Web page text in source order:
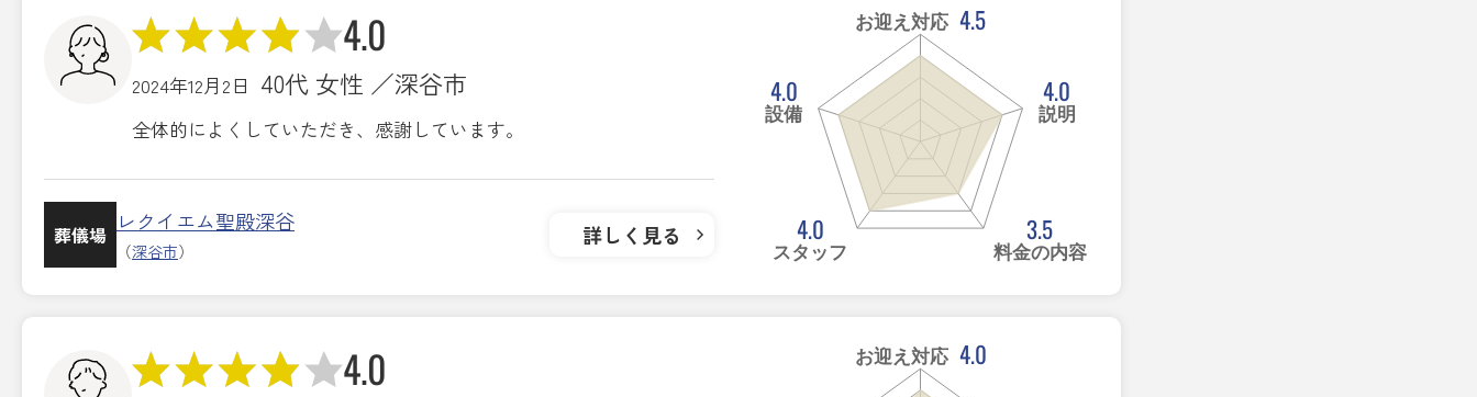
4.0
2024年12月2日 40代 女性 ／深谷市
全体的によくしていただき、感謝しています。
葬儀場 レクイエム聖殿深谷
（深谷市）
詳しく見る
お迎え対応 4.5
4.0
説明
3.5
料金の内容
4.0
スタッフ
4.0
設備
4.0 お迎え対応 4.0